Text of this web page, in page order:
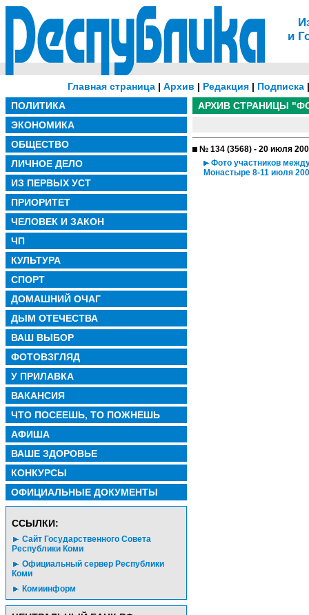
и
Главная страница | Архив | Редакция | Подписка
ПОЛИТИКА
ЭКОНОМИКА
ОБЩЕСТВО
ЛИЧНОЕ ДЕЛО
ИЗ ПЕРВЫХ УСТ
ПРИОРИТЕТ
ЧЕЛОВЕК И ЗАКОН
ЧП
КУЛЬТУРА
СПОРТ
ДОМАШНИЙ ОЧАГ
ДЫМ ОТЕЧЕСТВА
ВАШ ВЫБОР
ФОТОВЗГЛЯД
У ПРИЛАВКА
ВАКАНСИЯ
ЧТО ПОСЕЕШЬ, ТО ПОЖНЕШЬ
АФИША
ВАШЕ ЗДОРОВЬЕ
КОНКУРСЫ
ОФИЦИАЛЬНЫЕ ДОКУМЕНТЫ
CСЫЛКИ:
Сайт Государственного Совета
Республики Коми
Официальный сервер Республики
Коми
Комиинформ
АРХИВ СТРАНИЦЫ
№ 134 (3568) - 20 июля
Фото участников
Монастыре 8-11 июля